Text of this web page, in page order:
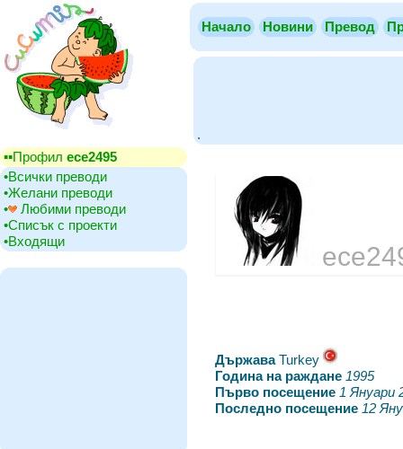
Начало Новини Превод
.
▪▪‎Профил ece2495
•‎Всички преводи
•‎Желани преводи
•‎
Любими преводи
•‎Списък с проекти
•‎Входящи
Държава‎Turkey
Година на раждане 1995
Първо посещение 1 Януари
Последно посещение 12